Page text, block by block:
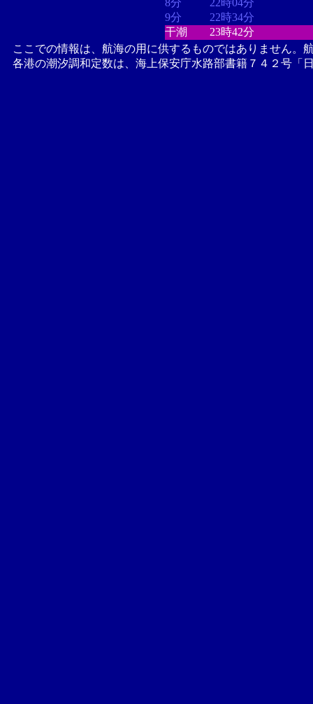
8分
22時04分
9分
22時34分
干潮
23時42分
ここでの情報は、航海の用に供するものではありません。
各港の潮汐調和定数は、海上保安庁水路部書籍７４２号「